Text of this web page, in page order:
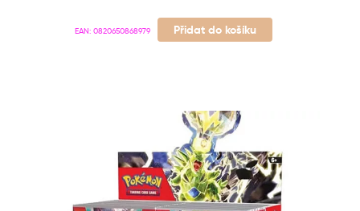
EAN: 0820650868979 Přidat do košíku